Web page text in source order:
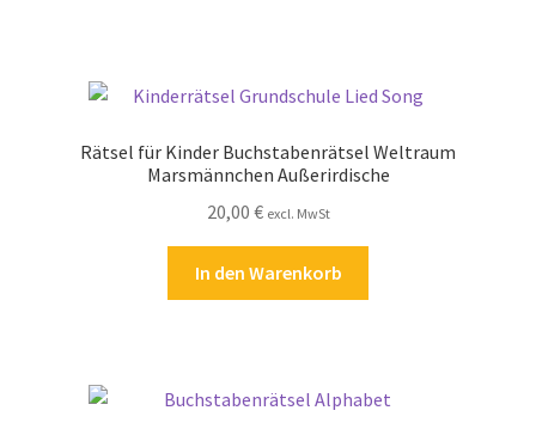
Rätsel für Kinder Buchstabenrätsel Weltraum
Marsmännchen Außerirdische
20,00 € excl. MwSt
In den Warenkorb